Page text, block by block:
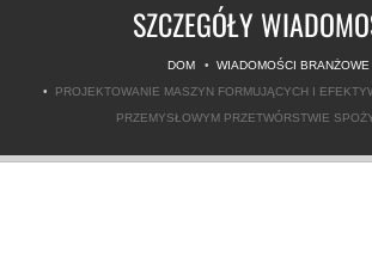
SZCZEGÓŁY
DOM
WIADOMOŚCI BRANŻOWE
PROJEKTOWANIE MASZYN FORMUJĄCYCH I
PRZEMYSŁOWYM PRZETWÓRSTWIE